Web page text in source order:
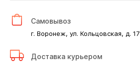
Самовывоз
г. Воронеж, ул. Кольцовская, д. 17
Доставка курьером